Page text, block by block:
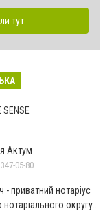
тут
Актум
05-80
- приватний нотаріус
округу